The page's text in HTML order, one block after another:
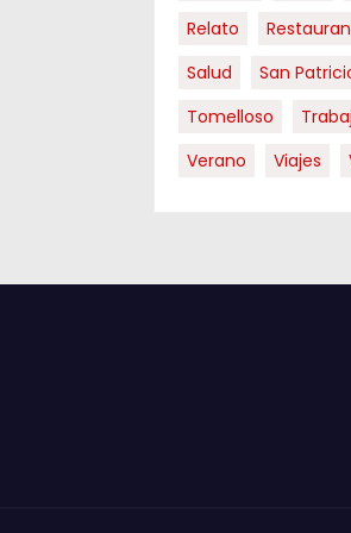
Relato
Salud
San
Tomelloso
Verano
Viajes